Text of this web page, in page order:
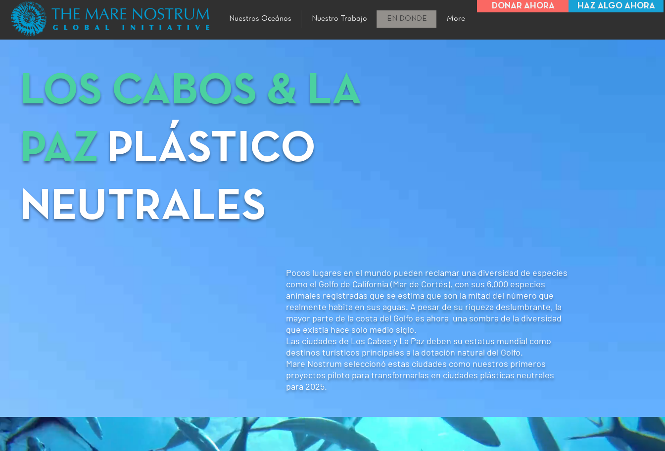
Nuestros Oceános Nuestro Trabajo EN DONDE More
DONAR AHORA HAZ ALGO AHORA
LOS CABOS & LA
PAZ PLÁSTICO
NEUTRALES
Pocos lugares en el mundo pueden reclamar una diversidad de especies
como el Golfo de California (Mar de Cortés), con sus 6,000 especies
animales registradas que se estima que son la mitad del número que
realmente habita en sus aguas. A pesar de su riqueza deslumbrante, la
mayor parte de la costa del Golfo es ahora una sombra de la diversidad
que existía hace solo medio siglo.
Las ciudades de Los Cabos y La Paz deben su estatus mundial como
destinos turísticos principales a la dotación natural del Golfo.
Mare Nostrum seleccionó estas ciudades como nuestros primeros
proyectos piloto para transformarlas en ciudades plásticas neutrales
para 2025.